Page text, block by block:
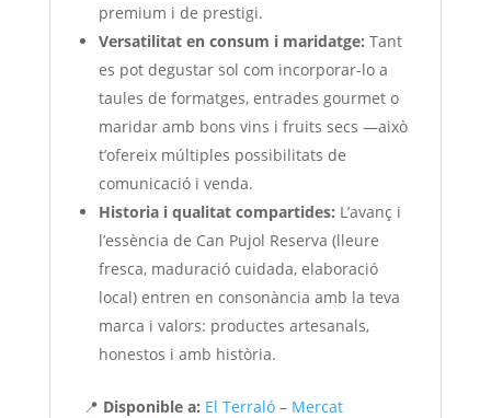
premium i de prestigi.
Versatilitat en consum i maridatge: Tant
es pot degustar sol com incorporar-lo a
taules de formatges, entrades gourmet o
maridar amb bons vins i fruits secs —això
t’ofereix múltiples possibilitats de
comunicació i venda.
Historia i qualitat compartides: L’avanç i
l’essència de Can Pujol Reserva (lleure
fresca, maduració cuidada, elaboració
local) entren en consonància amb la teva
marca i valors: productes artesanals,
honestos i amb història.
📍 Disponible a: El Terraló– Mercat